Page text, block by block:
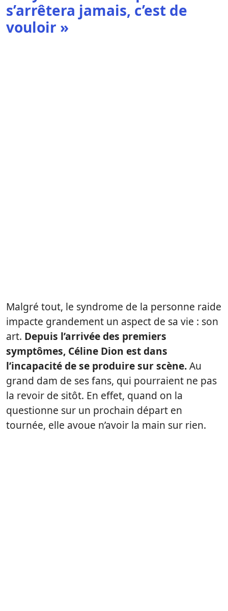
s’arrêtera jamais, c’est de
vouloir »
Malgré tout, le syndrome de la personne raide
impacte grandement un aspect de sa vie : son
art. Depuis l’arrivée des premiers
symptômes, Céline Dion est dans
l’incapacité de se produire sur scène.Au
grand dam de ses fans, qui pourraient ne pas
la revoir de sitôt. En effet, quand on la
questionne sur un prochain départ en
tournée, elle avoue n’avoir la main sur rien.